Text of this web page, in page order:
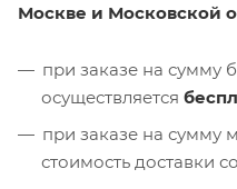
Москве и Московской
при заказе на сумму
осуществляется
при заказе на сумму
стоимость доставки